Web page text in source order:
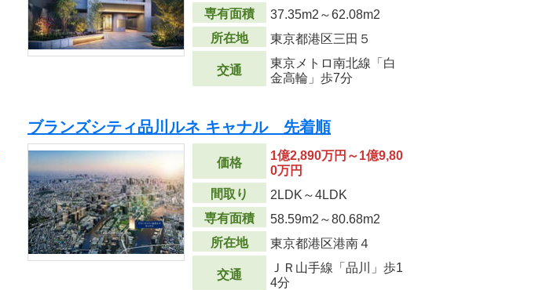
専有面積
37.35m2 ～62.08m2
所在地
東京都港区三田５
交通
東京メトロ南北線「白
金高輪」歩7分
ブランズシティ品川ルネ キャナル 先着順
価格
1億2,890万円～1億9,80
0万円
間取り
2LDK～4LDK
専有面積
58.59m2 ～80.68m2
所在地
東京都港区港南４
交通
ＪＲ山手線「品川」歩1
4分